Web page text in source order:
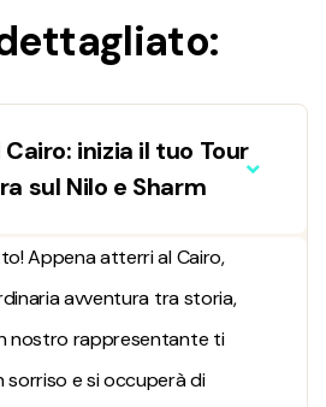
inizia il tuo Tour
sul Nilo e Sharm
Appena atterri al Cairo,
avventura tra storia,
nostro rappresentante ti
sorriso e si occuperà di